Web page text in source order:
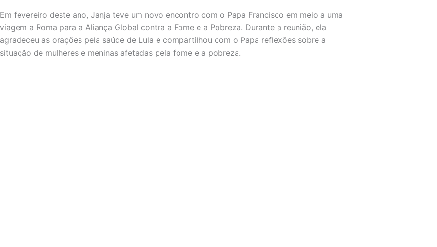
Em fevereiro deste ano, Janja teve um novo encontro com o Papa Francisco em meio a uma
viagem a Roma para a Aliança Global contra a Fome e a Pobreza. Durante a reunião, ela
agradeceu as orações pela saúde de Lula e compartilhou com o Papa reflexões sobre a
situação de mulheres e meninas afetadas pela fome e a pobreza.